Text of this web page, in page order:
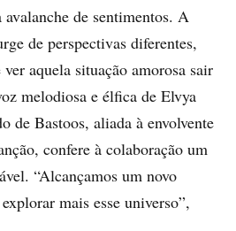
de sentimentos. A
de perspectivas diferentes,
aquela situação amorosa sair
melodiosa e élfica de Elvya
de Bastoos, aliada à envolvente
confere à colaboração um
“Alcançamos um novo
mais esse universo”,